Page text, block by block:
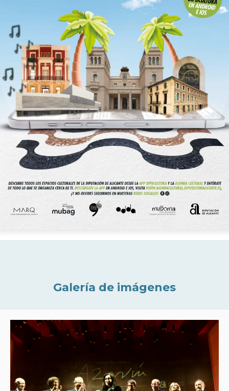
Galería de imágenes